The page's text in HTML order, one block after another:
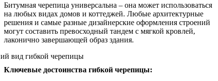
Битумная черепица универсальна – она может использоваться
на любых видах домов и коттеджей. Любые архитектурные
решения и самые разные дизайнерские оформления строений
могут составить превосходный тандем с мягкой кровлей,
лаконично завершающей образ здания.
Ключевые достоинства гибкой черепицы: